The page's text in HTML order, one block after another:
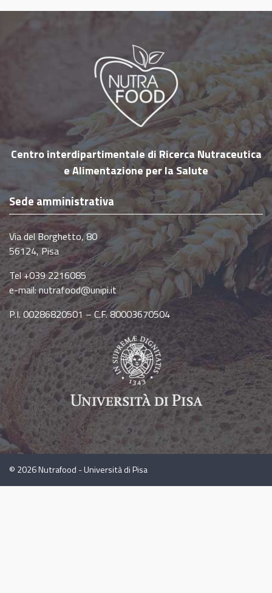
indicazioni sugli alimenti ed una dieta
equilibrata, nonché sugli accorgimenti e
precauzioni da seguire per garantire la
sicurezza (aspetti igienico-sanitari) degli
alimenti. Il “Terre di Pisa Food & Wine Festival”
nasce con lo scopo di proporre e far degustare
prodotti e ricette della migliore tradizione
enogastronomica delle “Terre di Pisa”, con
un’attenzione alla salute ed…
Centro interdipartimentale di Ricerca Nutraceutica
e Alimentazione per la Salute
Sede amministrativa
Via del Borghetto, 80
56124, Pisa
Tel +039 2216085
e-mail:nutrafood@unipi.it
P.I. 00286820501 – C.F. 80003670504
© 2026Nutrafood - Università di Pisa